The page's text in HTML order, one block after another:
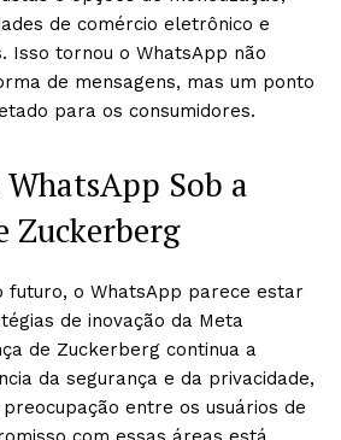
de comércio eletrônico e
Isso tornou o WhatsApp não
de mensagens, mas um ponto
para os consumidores.
Sob a
Zuckerberg
futuro, o WhatsApp parece estar
de inovação da Meta
de Zuckerberg continua a
da segurança e da privacidade,
entre os usuários de